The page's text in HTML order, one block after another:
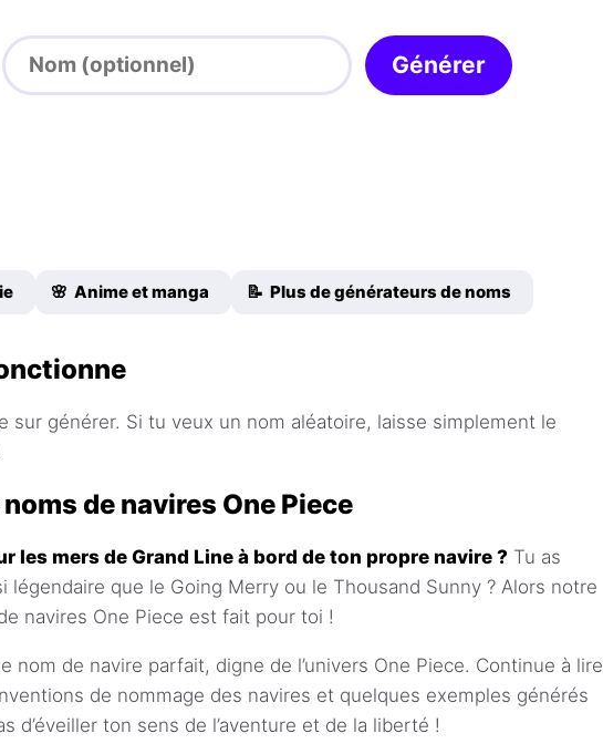
Générer
🌸 Anime et manga 📝 Plus de générateurs de noms
sur générer. Si tu veux un nom aléatoire, laisse simplement le
de navires One Piece
les mers de Grand Line à bord de ton propre navire ? Tu as
légendaire que le Going Merry ou le Thousand Sunny ? Alors notre
navires One Piece est fait pour toi !
nom de navire parfait, digne de l’univers One Piece. Continue à lire
de nommage des navires et quelques exemples générés
d’éveiller ton sens de l’aventure et de la liberté !